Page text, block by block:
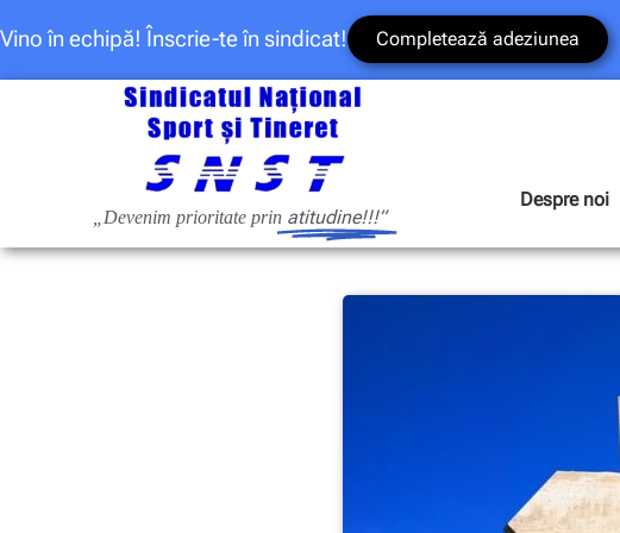
Vino în echipă! Înscrie-te în sindicat! Completează adeziunea
„Devenim prioritate prin atitudine!!!”
Despre noi